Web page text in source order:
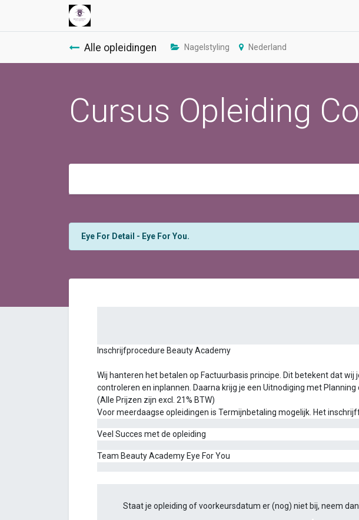
Alle opleidingen Nagelstyling Nederland
Cursus Opleiding
Eye For Detail - Eye For You.
Inschrijfprocedure Beauty Academy
Wij hanteren het betalen op Factuurbasis principe. Dit betekent dat wij
controleren en inplannen. Daarna krijg je een Uitnodiging met Planning
(Alle Prijzen zijn excl. 21% BTW)
Voor meerdaagse opleidingen is Termijnbetaling mogelijk. Het
Veel Succes met de opleiding
Team Beauty Academy Eye For You
Staat je opleiding of voorkeursdatum er (nog) niet bij, neem